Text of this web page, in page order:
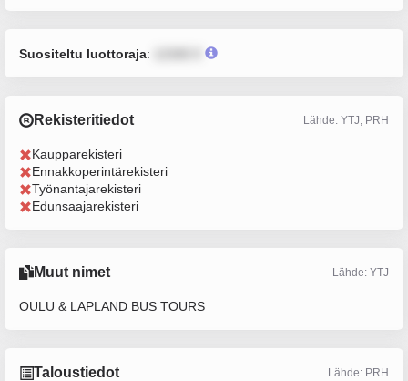
Suositeltu luottoraja:
Rekisteritiedot Lähde: YTJ, PRH
Kaupparekisteri
Ennakkoperintärekisteri
Työnantajarekisteri
Edunsaajarekisteri
Muut nimet Lähde: YTJ
OULU & LAPLAND BUS TOURS
Taloustiedot Lähde: PRH